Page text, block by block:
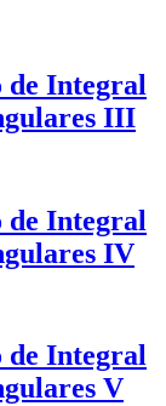
de Integral
III
de Integral
IV
de Integral
V